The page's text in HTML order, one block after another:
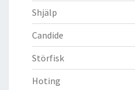
Shjälp
Candide
Störfisk
Hoting